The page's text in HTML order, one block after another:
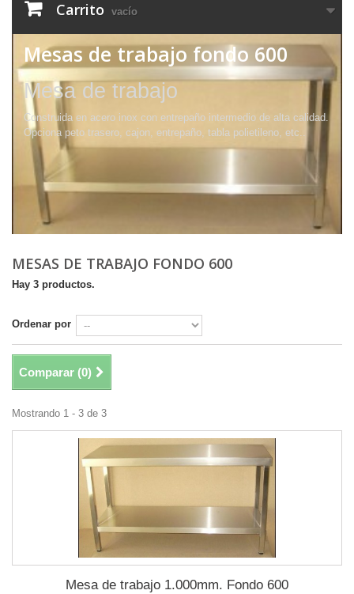
Carrito vacío
Mesas de trabajo fondo 600
Mesa de trabajo
Construida en acero inox con entrepaño intermedio de alta calidad.
Opciona peto trasero, cajon, entrepaño, tabla polietileno, etc..
MESAS DE TRABAJO FONDO 600
Hay 3 productos.
Ordenar por
Comparar (0)
Mostrando 1 - 3 de 3
Mesa de trabajo 1.000mm. Fondo 600